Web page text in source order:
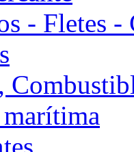
- Fletes -